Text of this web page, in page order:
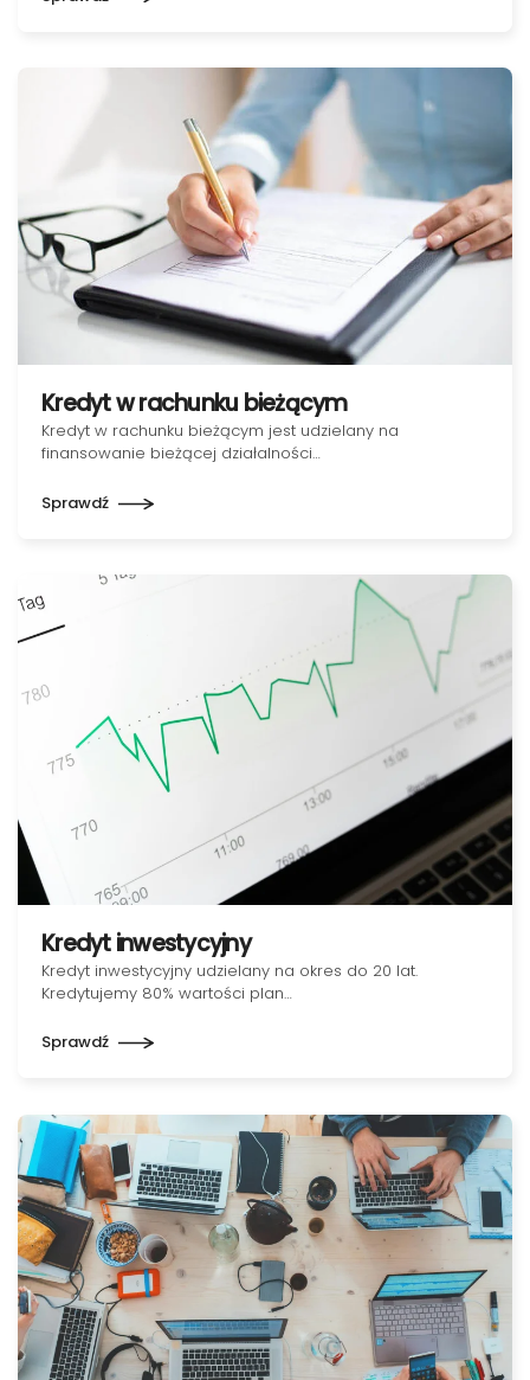
Kredyt w rachunku bieżącym
Kredyt w rachunku bieżącym jest udzielany na
finansowanie bieżącej działalności…
Sprawdź
Kredyt inwestycyjny
Kredyt inwestycyjny udzielany na okres do 20 lat.
Kredytujemy 80% wartości plan…
Sprawdź